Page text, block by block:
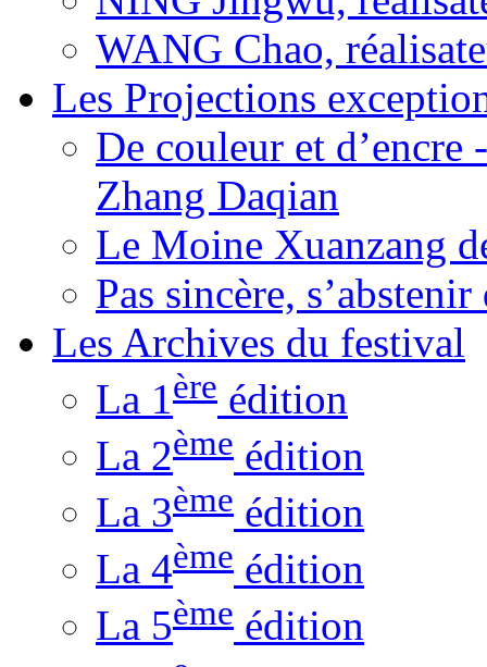
WANG Chao,
Les Projections
De couleur et
Zhang Daqian
Le Moine Xuanzang
Pas sincère,
Les Archives du festival
La 1ère édition
La 2ème édition
La 3ème édition
La 4ème édition
La 5ème édition